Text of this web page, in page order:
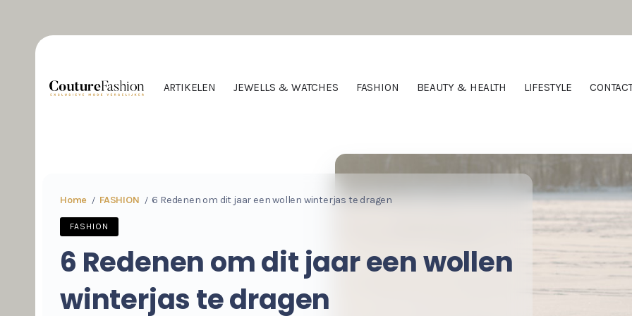
ARTIKELEN JEWELLS & WATCHES FASHION BEAUTY & HEALTH LIFESTYLE
Home / FASHION / 6 Redenen om dit jaar een wollen winterjas te dragen
FASHION
6 Redenen om dit jaar een wollen
winterjas te dragen